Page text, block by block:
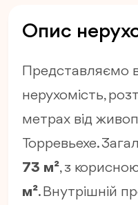
Опис
Представляємо
нерухомість,
метрах від
Торревьехе.
73 м², з
м². Внутрішній